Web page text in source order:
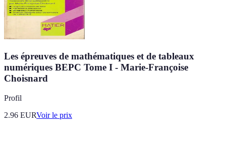
Les épreuves de mathématiques et de tableaux
numériques BEPC Tome I - Marie-Françoise
Choisnard
Profil
2.96 EURVoir le prix